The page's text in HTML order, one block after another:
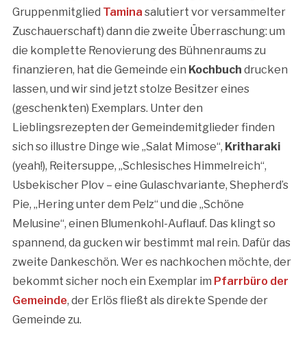
Gruppenmitglied Tamina salutiert vor versammelter
Zuschauerschaft) dann die zweite Überraschung: um
die komplette Renovierung des Bühnenraums zu
finanzieren, hat die Gemeinde ein Kochbuch drucken
lassen, und wir sind jetzt stolze Besitzer eines
(geschenkten) Exemplars. Unter den
Lieblingsrezepten der Gemeindemitglieder finden
sich so illustre Dinge wie „Salat Mimose“, Kritharaki
(yeah!), Reitersuppe, „Schlesisches Himmelreich“,
Usbekischer Plov – eine Gulaschvariante, Shepherd’s
Pie, „Hering unter dem Pelz“ und die „Schöne
Melusine“, einen Blumenkohl-Auflauf. Das klingt so
spannend, da gucken wir bestimmt mal rein. Dafür das
zweite Dankeschön. Wer es nachkochen möchte, der
bekommt sicher noch ein Exemplar im Pfarrbüro der
Gemeinde, der Erlös fließt als direkte Spende der
Gemeinde zu.